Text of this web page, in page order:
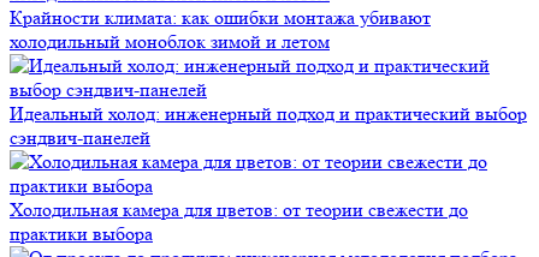
Крайности климата: как ошибки монтажа убивают
холодильный моноблок зимой и летом
Идеальный холод: инженерный подход и практический выбор
сэндвич-панелей
Холодильная камера для цветов: от теории свежести до
практики выбора